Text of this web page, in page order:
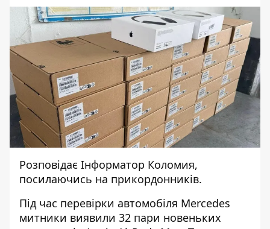
Розповідає Інформатор Коломия,
посилаючись на прикордонників.
Під час перевірки автомобіля Mercedes
митники виявили 32 пари новеньких